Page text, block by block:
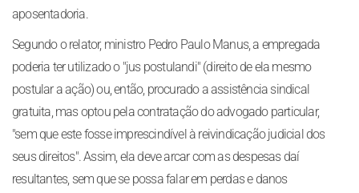
aposentadoria.
Segundo o relator, ministro Pedro Paulo Manus, a empregada
poderia ter utilizado o "jus postulandi" (direito de ela mesmo
postular a ação) ou, então, procurado a assistência sindical
gratuita, mas optou pela contratação do advogado particular,
"sem que este fosse imprescindível à reivindicação judicial dos
seus direitos". Assim, ela deve arcar com as despesas daí
resultantes, sem que se possa falar em perdas e danos